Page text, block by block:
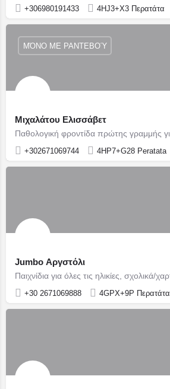
+306980191433 4HJ3+X3 Περατάτα
Μιχαλάτου Ελισσάβετ
+302671069744 4HP7+G28 Peratata
ΜΌΝΟ ΜΕ ΡΑΝΤΕΒΟΎ
Jumbo Αργστόλι
+30 2671069888 4GPX+9P Περατάτα